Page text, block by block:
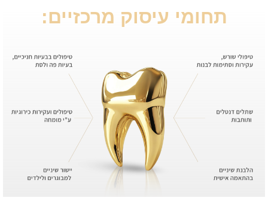
תחומי עיסוק מרכזיים: